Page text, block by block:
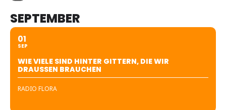
SEPTEMBER
01
SEP
WIE VIELE SIND HINTER GITTERN, DIE WIR
DRAUSSEN BRAUCHEN
RADIO FLORA